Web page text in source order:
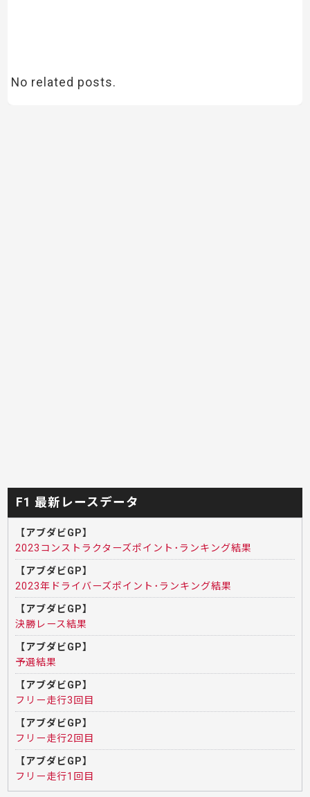
No related posts.
F1 最新レースデータ
【アブダビGP】
2023コンストラクターズポイント･ランキング結果
【アブダビGP】
2023年ドライバーズポイント･ランキング結果
【アブダビGP】
決勝レース結果
【アブダビGP】
予選結果
【アブダビGP】
フリー走行3回目
【アブダビGP】
フリー走行2回目
【アブダビGP】
フリー走行1回目